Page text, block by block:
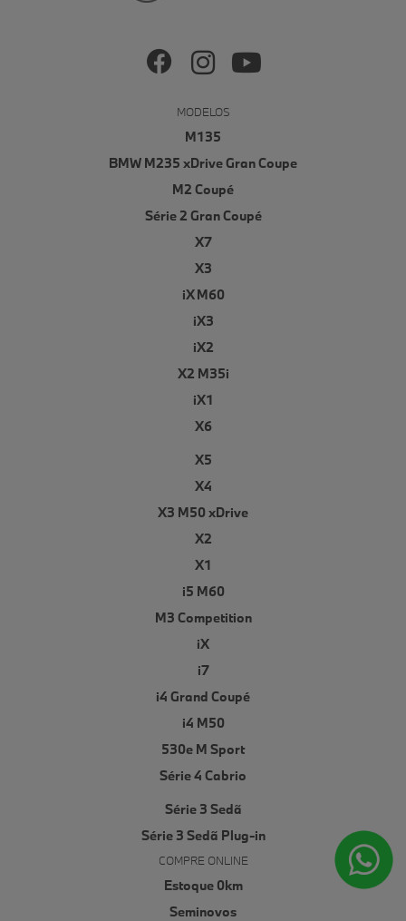
MODELOS
M135
BMW M235 xDrive Gran Coupe
M2 Coupé
Série 2 Gran Coupé
X7
X3
iX M60
iX3
iX2
X2 M35i
iX1
X6
X5
X4
X3 M50 xDrive
X2
X1
i5 M60
M3 Competition
iX
i7
i4 Grand Coupé
i4 M50
530e M Sport
Série 4 Cabrio
Série 3 Sedã
Série 3 Sedã Plug-in
COMPRE ONLINE
Estoque 0km
Seminovos